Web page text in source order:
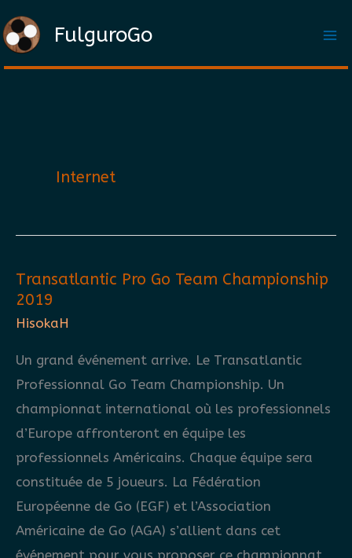
Aller
au
contenu
FulguroGo
Internet
Transatlantic Pro Go Team Championship
2019
HisokaH
Un grand événement arrive. Le Transatlantic
Professionnal Go Team Championship. Un
championnat international où les professionnels
d’Europe affronteront en équipe les
professionnels Américains. Chaque équipe sera
constituée de 5 joueurs. La Fédération
Européenne de Go (EGF) et l’Association
Américaine de Go (AGA) s’allient dans cet
événement pour vous proposer ce championnat,